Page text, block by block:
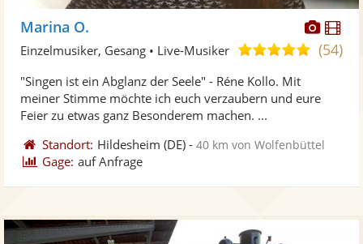
Marina O.
5,0(54)
Einzelmusiker, Gesang • Live-Musiker
"Singen ist ein Abglanz der Seele" - Réne Kollo. Mit
meiner Stimme möchte ich euch verzaubern und eure
Feier zu etwas ganz Besonderem machen. ...
Standort: Hildesheim (DE) -40 km von Wolfenbüttel
Gage: auf Anfrage